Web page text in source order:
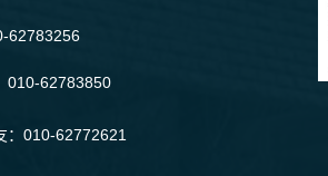
62783256
010-62783850
：010-62772621